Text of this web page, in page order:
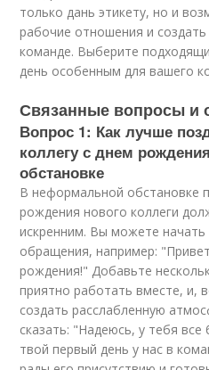
только дань этикету, но и
рабочие отношения и
команде. Выберите
день особенным для вашего
Связанные вопросы и
Вопрос 1: Как лучше
коллегу с днем
обстановке
В неформальной обстановке
рождения нового коллеги
искренним. Вы можете начать
обращения, например:
рождения!" Добавьте
приятно работать вместе, и,
создать расслабленную
сказать: "Надеюсь, у тебя
твой первый день у нас в